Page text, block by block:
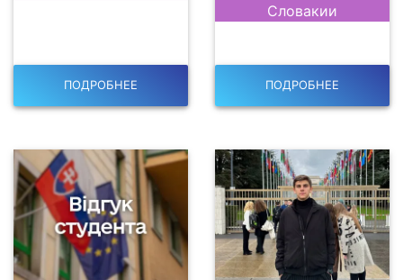
ПОДРОБНЕЕ
Словакии
ПОДРОБНЕЕ